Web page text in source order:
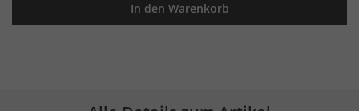
In den Warenkorb